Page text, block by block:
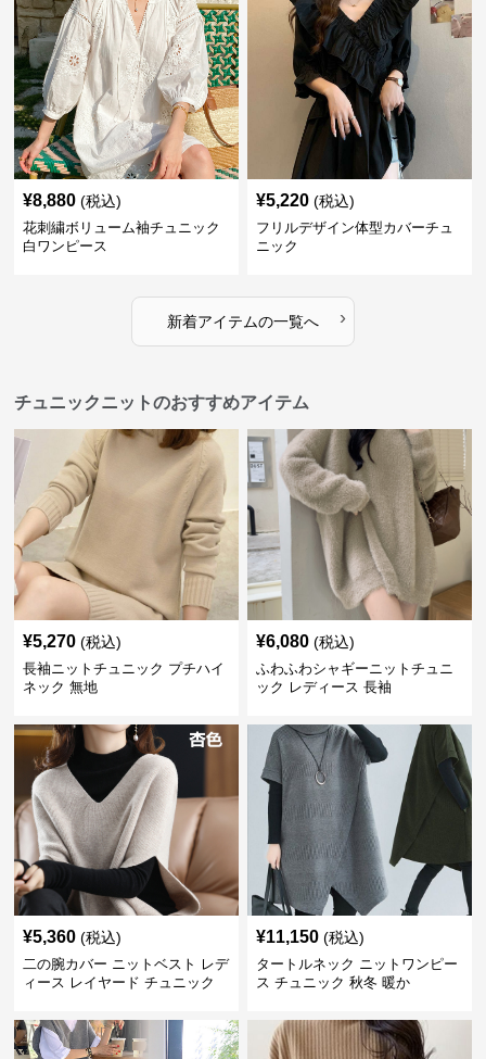
¥8,880 (税込)
花刺繍ボリューム袖チュニック
白ワンピース
¥5,220 (税込)
フリルデザイン体型カバーチュ
ニック
新着アイテムの一覧へ ›
チュニックニットのおすすめアイテム
¥5,270 (税込)
長袖ニットチュニック プチハイ
ネック 無地
¥6,080 (税込)
ふわふわシャギーニットチュニ
ック レディース 長袖
¥5,360 (税込)
二の腕カバー ニットベスト レデ
ィース レイヤード チュニック
¥11,150 (税込)
タートルネック ニットワンピー
ス チュニック 秋冬 暖か